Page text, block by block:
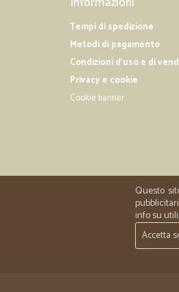
Tempi di spedizione
Metodi di pagamento
Condizioni d'uso e di
Privacy e cookie
Cookie banner
Questo
info su
Accetta